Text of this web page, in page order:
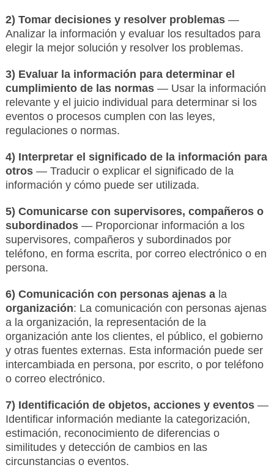
2) Tomar decisiones y resolver problemas—
Analizar la información y evaluar los resultados para
elegir la mejor solución y resolver los problemas.
3) Evaluar la información para determinar el
cumplimiento de las normas— Usar la información
relevante y el juicio individual para determinar si los
eventos o procesos cumplen con las leyes,
regulaciones o normas.
4) Interpretar el significado de la información para
otros— Traducir o explicar el significado de la
información y cómo puede ser utilizada.
5) Comunicarse con supervisores, compañeros o
subordinados— Proporcionar información a los
supervisores, compañeros y subordinados por
teléfono, en forma escrita, por correo electrónico o en
persona.
6) Comunicación con personas ajenas ala
organización: La comunicación con personas ajenas
a la organización, la representación de la
organización ante los clientes, el público, el gobierno
y otras fuentes externas. Esta información puede ser
intercambiada en persona, por escrito, o por teléfono
o correo electrónico.
7) Identificación de objetos, acciones y eventos—
Identificar información mediante la categorización,
estimación, reconocimiento de diferencias o
similitudes y detección de cambios en las
circunstancias o eventos.